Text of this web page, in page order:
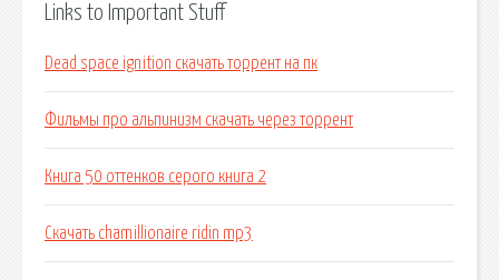
Links to Important Stuff
Dead space ignition скачать торрент на пк
Фильмы про альпинизм скачать через торрент
Книга 50 оттенков серого книга 2
Скачать chamillionaire ridin mp3